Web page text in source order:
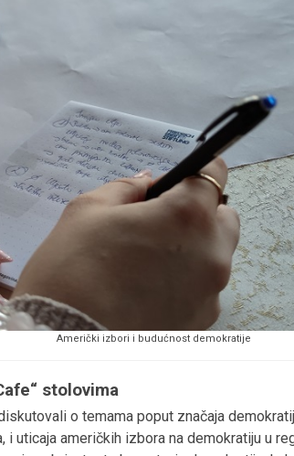
Američki izbori i budućnost demokratije
stolovima
o temama poput značaja
uticaja američkih izbora na demokratiju u